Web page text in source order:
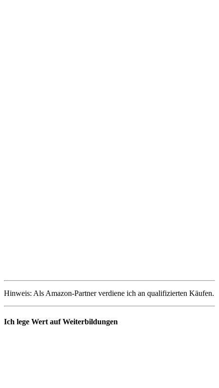
Hinweis: Als Amazon-Partner verdiene ich an qualifizierten Käufen.
Ich lege Wert auf Weiterbildungen